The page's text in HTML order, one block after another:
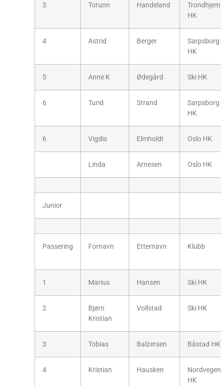
3 Torunn Handeland
Trondhjem
HK
4 Astrid Berger
Sarpsborg
HK
5 Anne K Ødegård Ski HK
6 Turid Strand
Sarpsborg
HK
6 Vigdis Elmholdt Oslo HK
Linda Arnesen Oslo HK
Junior
Passering Fornavn Etternavn Klubb
1 Marius Hansen Ski HK
2
Bjørn
Kristian
Vollstad Ski HK
3 Tobias Balzersen Båstad HK
4 Kristian Hausken
Nordvegen
HK